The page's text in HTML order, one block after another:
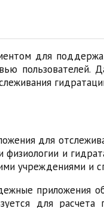
для
пользователей.
для
и
учреждениями и
приложения
для расчета